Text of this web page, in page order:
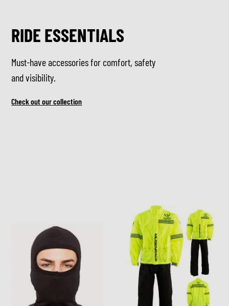
RIDE ESSENTIALS
Must-have accessories for comfort, safety
and visibility.
Check out our collection